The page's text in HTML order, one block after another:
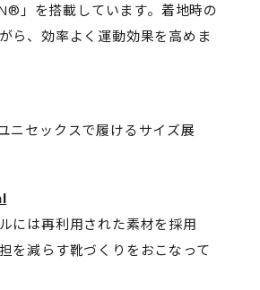
」を搭載しています。着地時の
ら、効率よく運動効果を高めま
ニセックスで履けるサイズ展
には再利用された素材を採用
を減らす靴づくりをおこなって